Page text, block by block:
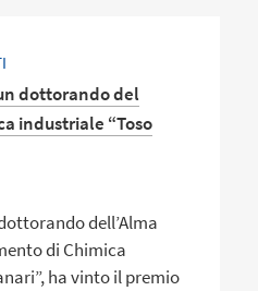
dottorando del
industriale “Toso
dell’Alma
di Chimica
ha vinto il premio